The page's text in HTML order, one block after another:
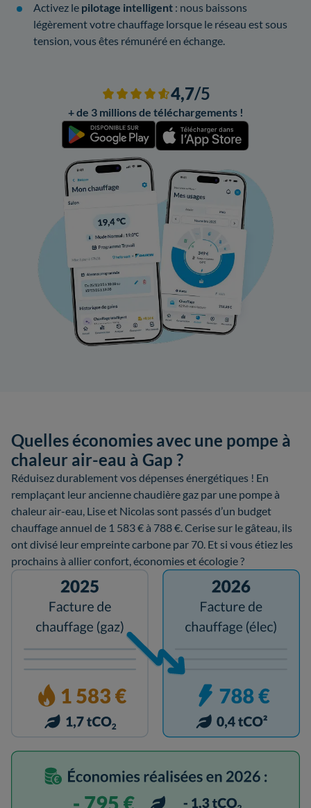
Activez le pilotage intelligent : nous baissons
légèrement votre chauffage lorsque le réseau est sous
tension, vous êtes rémunéré en échange.
4,7/5
+ de 3 millions de téléchargements !
Quelles économies avec une pompe à
chaleur air-eau à Gap ?
Réduisez durablement vos dépenses énergétiques ! En
remplaçant leur ancienne chaudière gaz par une pompe à
chaleur air-eau, Lise et Nicolas sont passés d’un budget
chauffage annuel de 1 583 € à 788 €. Cerise sur le gâteau, ils
ont divisé leur empreinte carbone par 70. Et si vous étiez les
prochains à allier confort, économies et écologie ?